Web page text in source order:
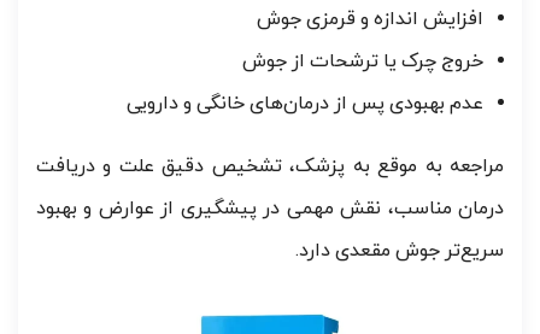
افزایش اندازه و قرمزی جوش
خروج چرک یا ترشحات از جوش
عدم بهبودی پس از درمان‌های خانگی و دارویی
مراجعه به موقع به پزشک، تشخیص دقیق علت و دریافت
درمان مناسب، نقش مهمی در پیشگیری از عوارض و بهبود
سریع‌تر جوش مقعدی دارد.